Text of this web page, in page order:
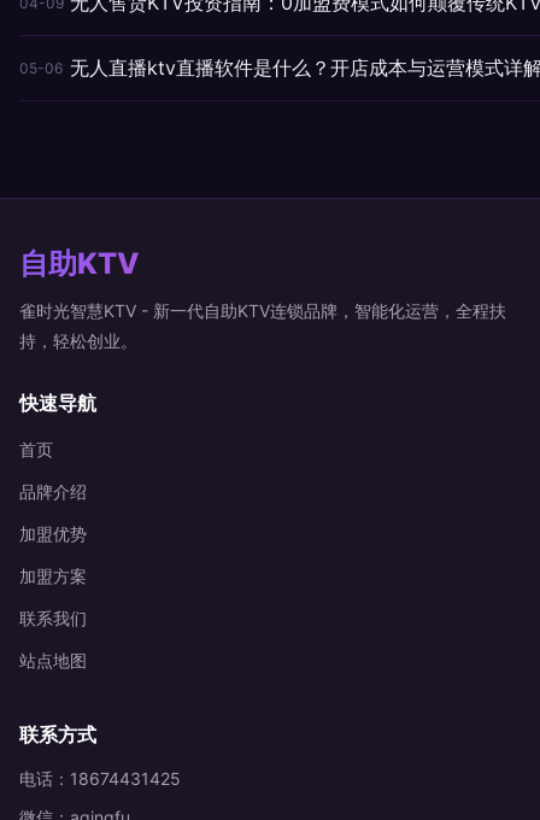
05-06 无人直播ktv直播软件是什么？开店成本与运营模式详
自助KTV
雀时光智慧KTV - 新一代自助KTV连锁品牌，智能化运营，全程扶
持，轻松创业。
快速导航
首页
品牌介绍
加盟优势
加盟方案
联系我们
站点地图
联系方式
电话：18674431425